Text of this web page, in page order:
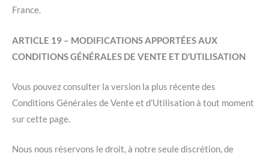
France.
ARTICLE 19 – MODIFICATIONS APPORTÉES AUX
CONDITIONS GÉNÉRALES DE VENTE ET D’UTILISATION
Vous pouvez consulter la version la plus récente des
Conditions Générales de Vente et d’Utilisation à tout moment
sur cette page.
Nous nous réservons le droit, à notre seule discrétion, de